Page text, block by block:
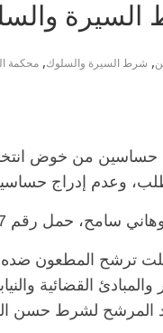
, شرط السيرة والسلوك, محكمة
حساسين من خوض
وعدم إدراج
رقم 61747 لسنة 74 قضائية.
قبلت ترشح المطعون
القضائية
المرشح لشرط حسن